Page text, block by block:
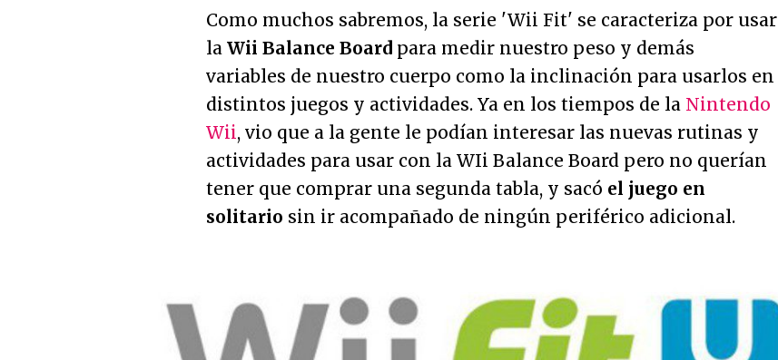
Como muchos sabremos, la serie 'Wii Fit' se caracteriza por usar
la Wii Balance Board para medir nuestro peso y demás
variables de nuestro cuerpo como la inclinación para usarlos en
distintos juegos y actividades. Ya en los tiempos de la Nintendo
Wii, vio que a la gente le podían interesar las nuevas rutinas y
actividades para usar con la WIi Balance Board pero no querían
tener que comprar una segunda tabla, y sacó el juego en
solitario sin ir acompañado de ningún periférico adicional.